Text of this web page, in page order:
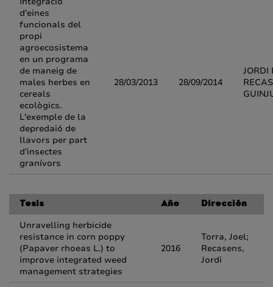
d'eines
funcionals del
propi
agroecosistema
en un programa
de maneig de
males herbes en
cereals
ecològics.
L'exemple de la
depredaió de
llavors per part
d'insectes
granívors
28/03/2013 28/09/2014
JORDI
Tesis Año Dirección
Unravelling herbicide
resistance in corn poppy
(Papaver rhoeas L.) to
improve integrated weed
management strategies
2016
Torra, Joel;
Recasens,
Jordi